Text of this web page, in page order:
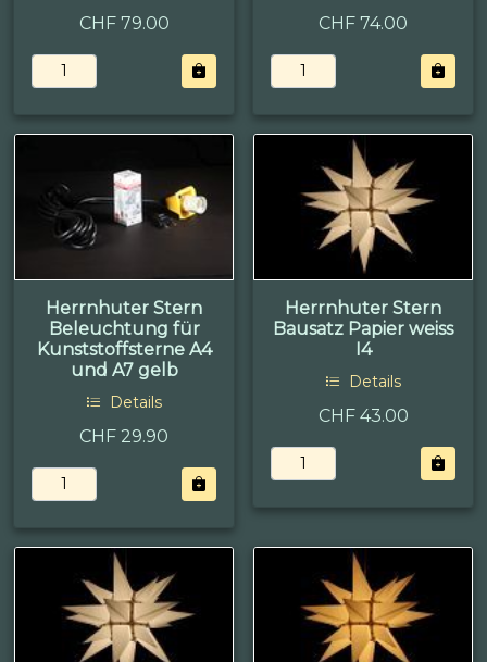
CHF 79.00 CHF 74.00
Herrnhuter Stern
Beleuchtung für
Kunststoffsterne A4
und A7 gelb
Details
CHF 29.90
Herrnhuter Stern
Bausatz Papier weiss
I4
Details
CHF 43.00